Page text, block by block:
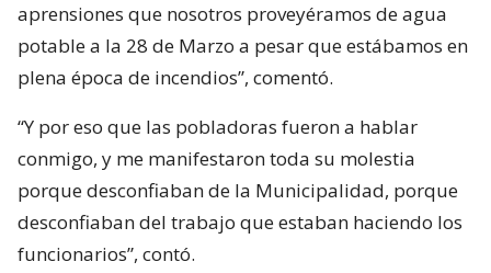
aprensiones que nosotros proveyéramos de agua
potable a la 28 de Marzo a pesar que estábamos en
plena época de incendios”, comentó.
“Y por eso que las pobladoras fueron a hablar
conmigo, y me manifestaron toda su molestia
porque desconfiaban de la Municipalidad, porque
desconfiaban del trabajo que estaban haciendo los
funcionarios”, contó.